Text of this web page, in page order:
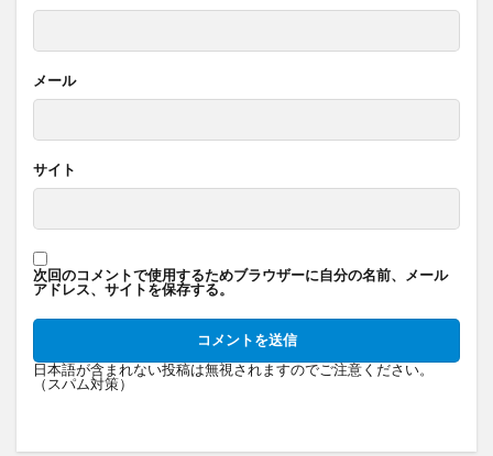
メール
サイト
次回のコメントで使用するためブラウザーに自分の名前、メール
アドレス、サイトを保存する。
日本語が含まれない投稿は無視されますのでご注意ください。
（スパム対策）